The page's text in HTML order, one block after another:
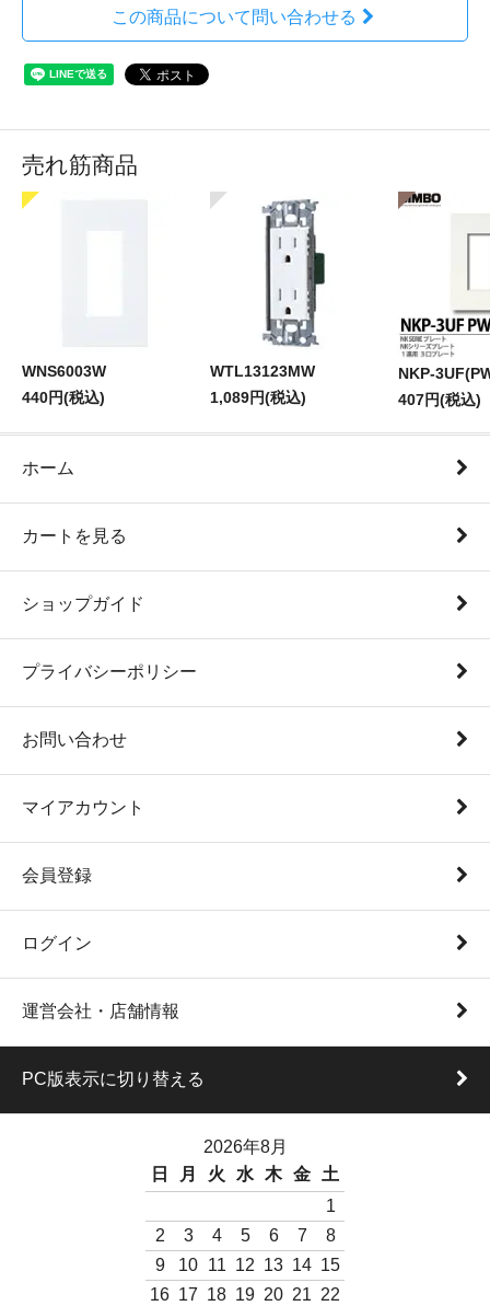
この商品について問い合わせる
売れ筋商品
WNS6003W
440円(税込)
WTL13123MW
1,089円(税込)
NKP-
407円(税込)
ホーム
カートを見る
ショップガイド
プライバシーポリシー
お問い合わせ
マイアカウント
会員登録
ログイン
運営会社・店舗情報
PC版表示に切り替える
2026年8月
日
月 火 水 木 金
土
1
2
3 4 5 6 7
8
9
10 11 12 13 14 15
16 17 18 19 20 21 22